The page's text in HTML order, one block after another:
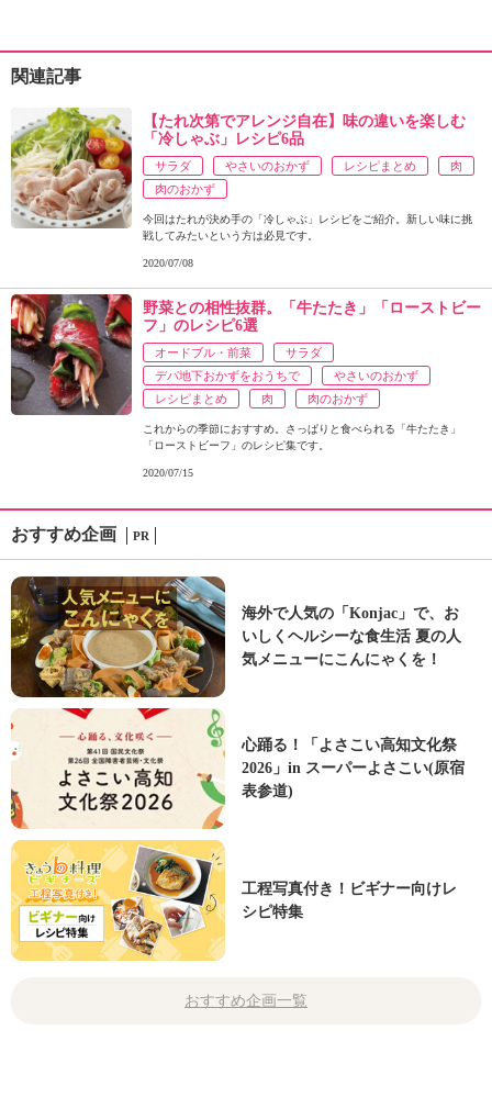
関連記事
【たれ次第でアレンジ自在】味の違いを楽しむ
「冷しゃぶ」レシピ6品
サラダ やさいのおかず レシピまとめ
肉
肉のおかず
今回はたれが決め手の「冷しゃぶ」レシピをご紹介。新しい味に挑
戦してみたいという方は必見です。
2020/07/08
野菜との相性抜群。「牛たたき」「ローストビー
フ」のレシピ6選
オードブル・前菜
サラダ
デパ地下おかずをおうちで
やさいのおかず
レシピまとめ
肉 肉のおかず
これからの季節におすすめ。さっぱりと食べられる「牛たたき」
「ローストビーフ」のレシピ集です。
2020/07/15
おすすめ企画 PR
海外で人気の「Konjac」で、お
いしくヘルシーな食生活 夏の人
気メニューにこんにゃくを！
心踊る！「よさこい高知文化祭
2026」in スーパーよさこい(原宿
表参道)
工程写真付き！ビギナー向けレ
シピ特集
おすすめ企画一覧